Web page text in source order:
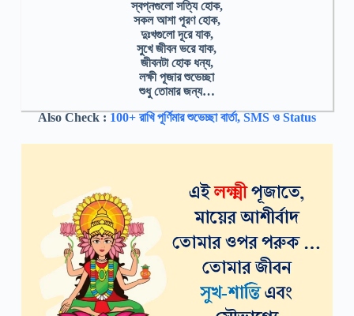
স্বপ্নগুলো সত্যি হোক,
সকল আশা পূরণ হোক,
দুঃখগুলো দূরে যাক,
সুখে জীবন ভরে যাক,
জীবনটা হোক ধন্য,
লক্ষী পূজার শুভেচ্ছা
শুধু তোমার জন্য…
Also Check : 100+ রাখি পূর্ণিমার শুভেচ্ছা বার্তা, SMS ও Status